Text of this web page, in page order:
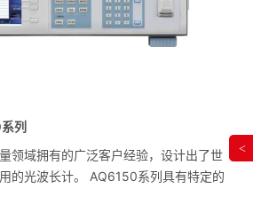
列
领域拥有的广泛客户经验，设计出了世
的光波长计。 AQ6150系列具有特定的
<